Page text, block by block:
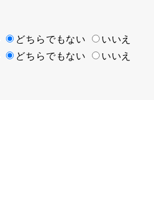
どちらでもない
いいえ
どちらでもない いいえ